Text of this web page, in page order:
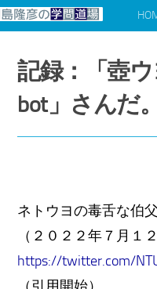
記録：「壺
bot」さんだ
ネトウヨの毒舌な伯
（２０２２年７月１
https://twitter.com/